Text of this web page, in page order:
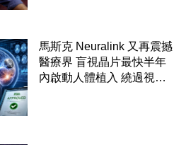
馬斯克 Neuralink 又再震撼
醫療界 盲視晶片最快半年
內啟動人體植入 繞過視神